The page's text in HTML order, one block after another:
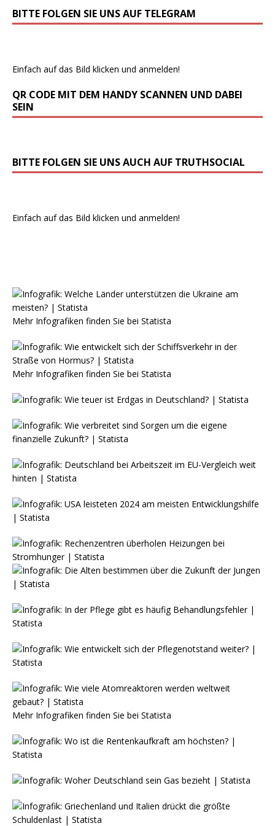
BITTE FOLGEN SIE UNS AUF TELEGRAM
Einfach auf das Bild klicken und anmelden!
QR CODE MIT DEM HANDY SCANNEN UND DABEI
SEIN
BITTE FOLGEN SIE UNS AUCH AUF TRUTHSOCIAL
Einfach auf das Bild klicken und anmelden!
Mehr Infografiken finden Sie bei Statista
Mehr Infografiken finden Sie bei Statista
Mehr Infografiken finden Sie bei Statista